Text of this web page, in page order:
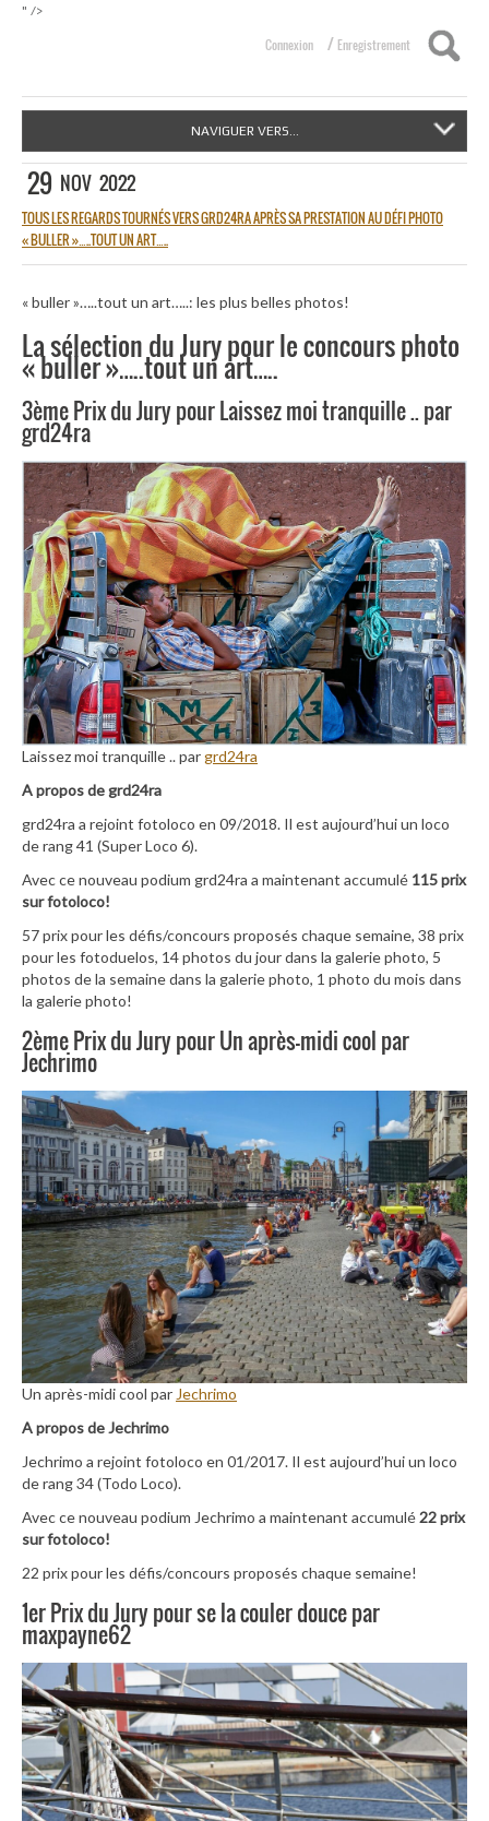
" />
Connexion / Enregistrement
NAVIGUER VERS...
29 NOV 2022
TOUS LES REGARDS TOURNÉS VERS GRD24RA APRÈS SA PRESTATION AU DÉFI PHOTO
« BULLER »…..TOUT UN ART…..
« buller »…..tout un art…..: les plus belles photos!
La sélection du Jury pour le concours photo
« buller »…..tout un art…..
3ème Prix du Jury pour Laissez moi tranquille .. par
grd24ra
Laissez moi tranquille .. pargrd24ra
A propos de grd24ra
grd24ra a rejoint fotoloco en 09/2018. Il est aujourd’hui un loco
de rang 41 (Super Loco 6).
Avec ce nouveau podium grd24ra a maintenant accumulé 115 prix
sur fotoloco!
57 prix pour les défis/concours proposés chaque semaine, 38 prix
pour les fotoduelos, 14 photos du jour dans la galerie photo, 5
photos de la semaine dans la galerie photo, 1 photo du mois dans
la galerie photo!
2ème Prix du Jury pour Un après-midi cool par
Jechrimo
Un après-midi cool par Jechrimo
A propos de Jechrimo
Jechrimo a rejoint fotoloco en 01/2017. Il est aujourd’hui un loco
de rang 34 (Todo Loco).
Avec ce nouveau podium Jechrimo a maintenant accumulé22 prix
sur fotoloco!
22 prix pour les défis/concours proposés chaque semaine!
1er Prix du Jury pour se la couler douce par
maxpayne62